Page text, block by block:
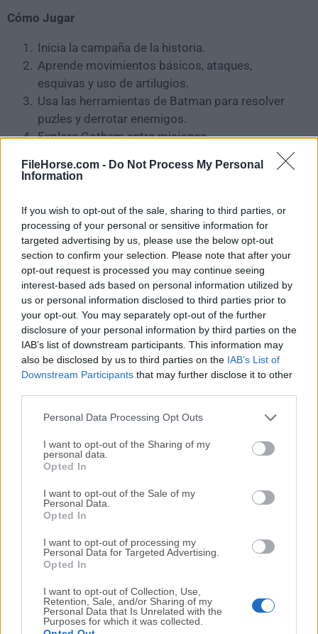
FileHorse.com - Do Not Process My Personal
Information
If you wish to opt-out of the sale, sharing to third parties, or
processing of your personal or sensitive information for
targeted advertising by us, please use the below opt-out
section to confirm your selection. Please note that after your
opt-out request is processed you may continue seeing
interest-based ads based on personal information utilized by
us or personal information disclosed to third parties prior to
your opt-out. You may separately opt-out of the further
disclosure of your personal information by third parties on the
IAB’s list of downstream participants. This information may
also be disclosed by us to third parties on the IAB’s List of
Downstream Participants that may further disclose it to other
Personal Data Processing Opt Outs
I want to opt-out of the Sharing of my
personal data.
Opted In
I want to opt-out of the Sale of my
Personal Data.
Opted In
I want to opt-out of processing my
Personal Data for Targeted Advertising.
Opted In
I want to opt-out of Collection, Use,
Retention, Sale, and/or Sharing of my
Personal Data that Is Unrelated with the
Purposes for which it was collected.
Cómo Jugar
Inicia la campaña de la historia.
Aprende movimientos básicos, ataques,
esquivas y uso de artilugios.
Usa las herramientas de Batman para resolver
puzles y derrotar enemigos.
Explora Gotham entre misiones.
Cambia entre los héroes disponibles cuando las
misiones requieran habilidades especiales.
recompensas ocultas.
Mejora personajes y repite misiones para
desbloquear contenido perdido.
Juega cooperativo local con un segundo jugador
cuando esté disponible.
El equipo de juegos de FileHorse recomienda LEGO
Batman: El Legado del Caballero Oscuro para
jugadores que buscan una aventura de Batman
pulida, humorística y accesibleen PC con Windows.
Preguntas Frecuentes
disponible en PC?
Sí, está disponible para PC con Windows, PlayStation
5 y Xbox Series X|S, con Nintendo Switch 2 planeada
para finales de 2026.
¿Tiene cooperativo en línea?
No. Solo admite cooperativo local de sofá para dos
¿Hay microtransacciones?
No, las preguntas frecuentes oficiales indican que el